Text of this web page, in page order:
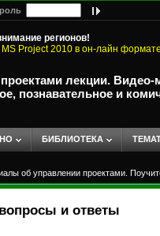
регионов!
MS Project 2010 в он-лайн
лекции.
познавательное и
БИБЛИОТЕКА
об управлении проектами.
и ответы